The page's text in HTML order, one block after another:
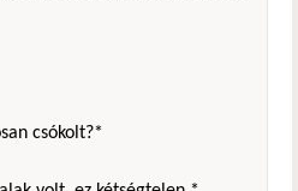
csókolt?*